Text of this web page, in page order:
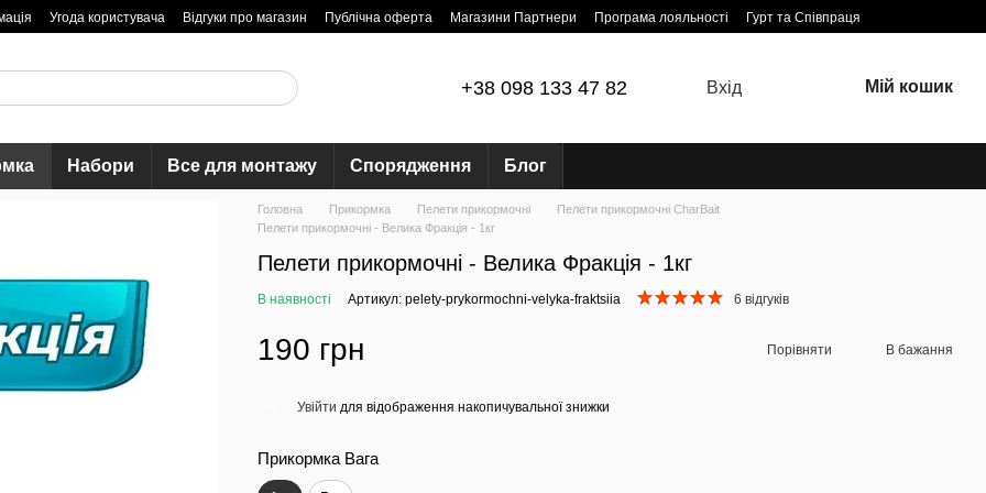
Угода користувача Відгуки про магазин Публічна оферта Магазини Партнери Програма лояльності Гурт та Співпраця
+38 098 133 47 82 Вхід Мій кошик
Набори Все для монтажу Спорядження Блог
Головна Прикормка Пелети прикормочні
Пелети прикормочні CharBait
Пелети прикормочні - Велика Фракція - 1кг
Пелети прикормочні - Велика Фракція - 1кг
В наявності Артикул: pelety-prykormochni-velyka-fraktsiia 6 відгуків
190 грн Порівняти В бажання
Увійти для відображення накопичувальної знижки
Прикормка Вага